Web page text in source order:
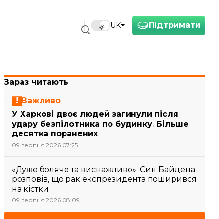
Підтримати
UK
Зараз читають
Важливо
У Харкові двоє людей загинули після
удару безпілотника по будинку. Більше
десятка поранених
09 серпня 2026 07:25
«Дуже боляче та виснажливо». Син Байдена
розповів, що рак експрезидента поширився
на кістки
09 серпня 2026 08:09